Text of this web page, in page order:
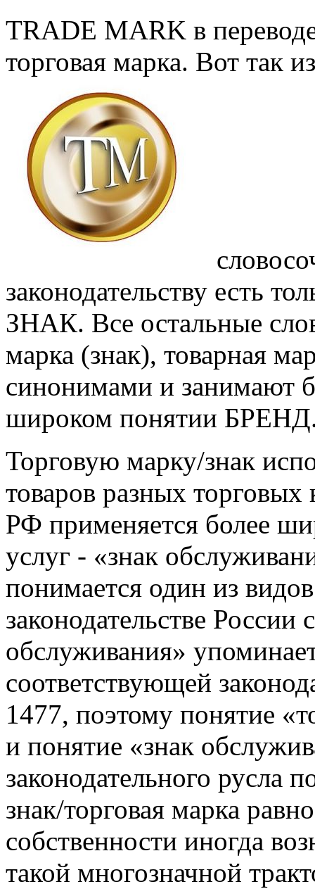
TRADE MARK в переводе
торговая марка. Вот так
законодательству есть
ЗНАК. Все остальные
марка (знак), товарная
синонимами и занимают
широком понятии
Торговую марку/знак
товаров разных торговых
РФ применяется более
услуг - «знак
понимается один из
законодательстве России
обслуживания»
соответствующей
1477, поэтому понятие
и понятие «знак
законодательного русла
знак/торговая марка
собственности иногда
такой многозначной